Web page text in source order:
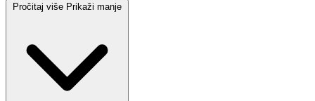
Pročitaj više Prikaži manje